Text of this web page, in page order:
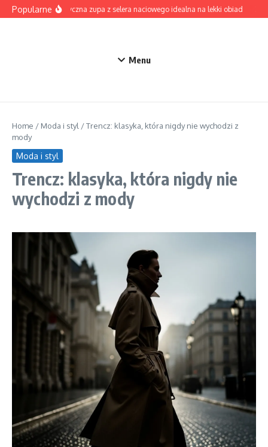
Przejdź do treści
PopularneAromatyczna zupa z selera naciowego idealna na lekki obiad
Menu
Home / Moda i styl /Trencz: klasyka, która nigdy nie wychodzi z
mody
Moda i styl
Trencz: klasyka, która nigdy nie
wychodzi z mody